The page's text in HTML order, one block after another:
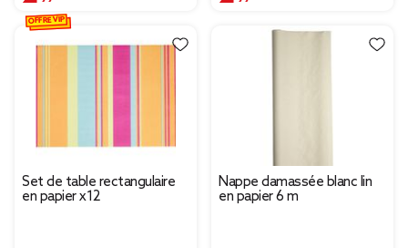
Set de table rectangulaire
en papier x12
OFFRE VIP
Nappe damassée blanc lin
en papier 6 m